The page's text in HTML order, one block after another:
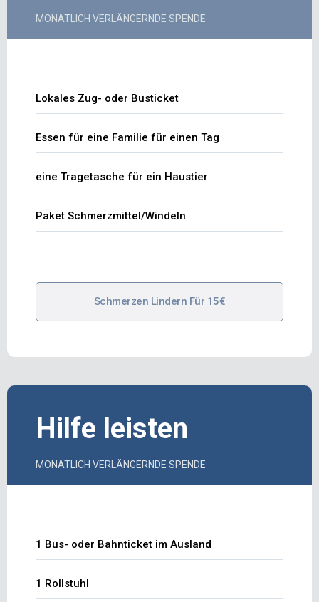
MONATLICH VERLÄNGERNDE SPENDE
Lokales Zug- oder Busticket
Essen für eine Familie für einen Tag
eine Tragetasche für ein Haustier
Paket Schmerzmittel/Windeln
Schmerzen Lindern Für 15€
Hilfe leisten
MONATLICH VERLÄNGERNDE SPENDE
1 Bus- oder Bahnticket im Ausland
1 Rollstuhl